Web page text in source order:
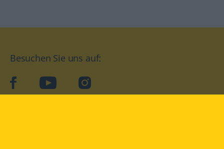
Besuchen Sie uns auf:
facebookYouTube Instagram